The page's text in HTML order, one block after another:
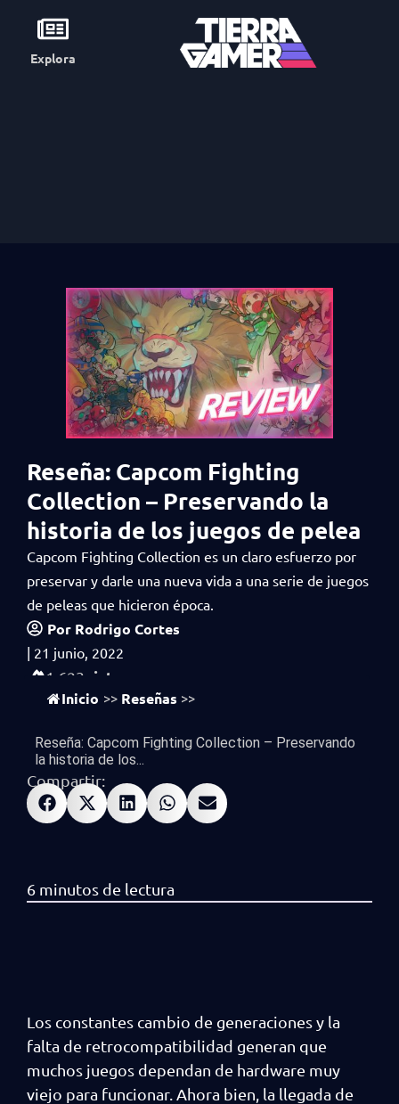
Explora
Reseña: Capcom Fighting
Collection – Preservando la
historia de los juegos de pelea
Capcom Fighting Collection es un claro esfuerzo por
preservar y darle una nueva vida a una serie de juegos
de peleas que hicieron época.
Por Rodrigo Cortes
| 21 junio, 2022
1,623 vistas
Inicio >> Reseñas >>
Reseña: Capcom Fighting Collection – Preservando
la historia de los...
Compartir:
Los constantes cambio de generaciones y la
falta de retrocompatibilidad generan que
muchos juegos dependan de hardware muy
viejo para funcionar. Ahora bien, la llegada de